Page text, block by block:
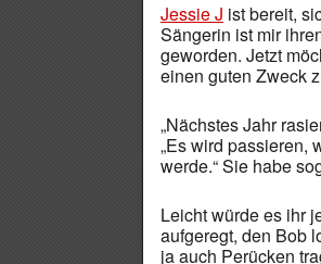
Jessie J ist bereit,
Sängerin ist mir
geworden. Jetzt
einen guten Zweck
„Nächstes Jahr
„Es wird passieren,
werde.“ Sie habe
Leicht würde es ihr
aufgeregt, den Bob
ja auch Perücken